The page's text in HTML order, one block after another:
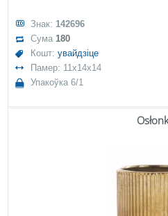
Знак: 142696
Сума180
Кошт:увайдзіце
Памер: 11x14x14
Упакоўка 6/1